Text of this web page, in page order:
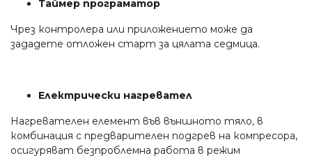
Таймер програматор
Чрез контролера или приложението може да
зададете отложен старт за цялата седмица.
Електрически нагревател
Нагревателен елемент във външното тяло, в
комбинация с предварителен подгрев на компресора,
осигуряват безпроблемна работа в режим